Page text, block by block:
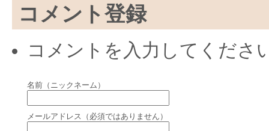
コメント登録
コメントを入力してくださ
名前（ニックネーム）
メールアドレス（必須ではありません）